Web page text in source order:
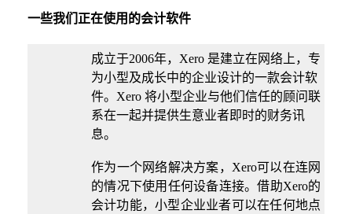
一些我们正在使用的会计软件
成立于2006年，Xero 是建立在网络上，专
为小型及成长中的企业设计的一款会计软
件。Xero 将小型企业与他们信任的顾问联
系在一起并提供生意业者即时的财务讯
息。
作为一个网络解决方案，Xero可以在连网
的情况下使用任何设备连接。借助Xero的
会计功能，小型企业业者可以在任何地点